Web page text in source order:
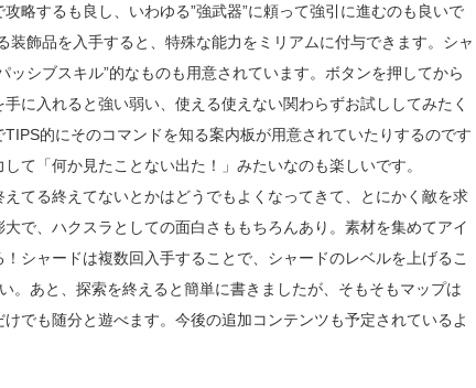
略するも良し、いわゆる”強武器”に頼って強引に進むのも良いで
飾品を入手すると、特殊な能力をミリアムに付与できます。シャ
シブスキル”的なものも用意されています。ボタンを押してから
に入れると強い弱い、使える使えない関わらずお試ししてみたく
的にそのコマンドを知る案内板が用意されていたりするのです
て「何か見たことない出た！」みたいなのも楽しいです。
てる終えてないとかはどうでもよくなってきて、とにかく敵を求
で、ハクスラとしての面白さももちろんあり。素材を集めてアイ
シャードは複数回入手することで、シャードのレベルを上げるこ
。あと、探索を終えると簡単に書きましたが、そもそもマップは
でも随分と遊べます。今後の追加コンテンツも予定されているよ